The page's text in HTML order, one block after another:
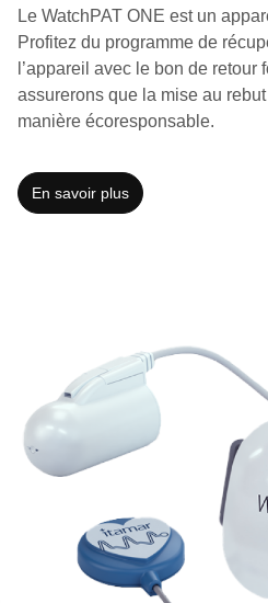
Le WatchPAT ONE est un
Profitez du programme de
l’appareil avec le bon de retour
assurerons que la mise au
manière écoresponsable.
En savoir plus